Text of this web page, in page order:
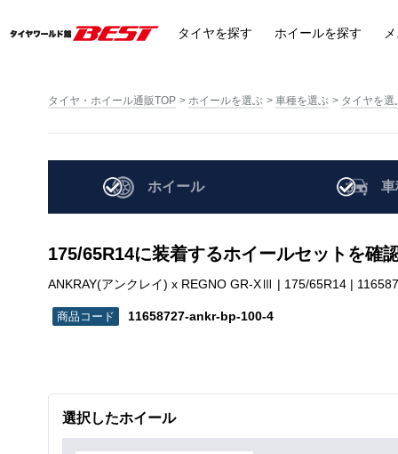
タイヤを探す ホイールを探す
タイヤ・ホイール通販TOP ホイールを選ぶ 車種を選ぶ タイヤを選
ホイール 車
175/65R14に装着するホイールセットを確
ANKRAY(アンクレイ) x REGNO GR-XⅢ | 175/65R14 |
11658727-ankr-bp-100-4
選択したホイール